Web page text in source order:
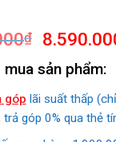
₫
Giá
gốc
là:
sản phẩm:
góp lãi suất thấp
góp 0% qua thẻ